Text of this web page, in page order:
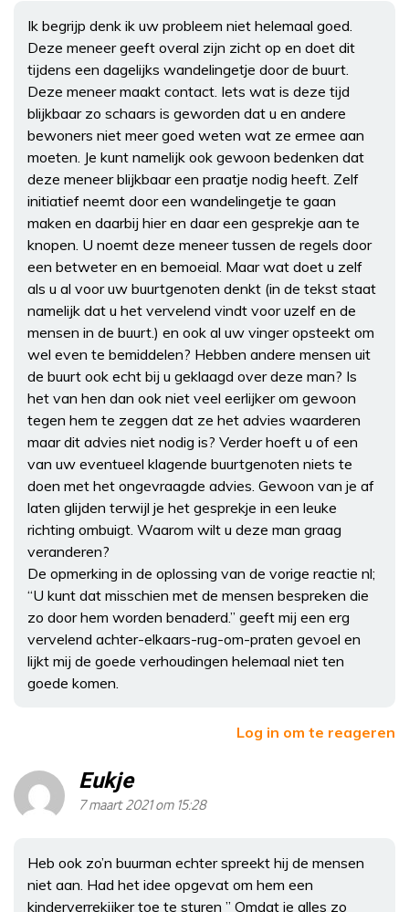
Ik begrijp denk ik uw probleem niet helemaal goed.
Deze meneer geeft overal zijn zicht op en doet dit
tijdens een dagelijks wandelingetje door de buurt.
Deze meneer maakt contact. Iets wat is deze tijd
blijkbaar zo schaars is geworden dat u en andere
bewoners niet meer goed weten wat ze ermee aan
moeten. Je kunt namelijk ook gewoon bedenken dat
deze meneer blijkbaar een praatje nodig heeft. Zelf
initiatief neemt door een wandelingetje te gaan
maken en daarbij hier en daar een gesprekje aan te
knopen. U noemt deze meneer tussen de regels door
een betweter en en bemoeial. Maar wat doet u zelf
als u al voor uw buurtgenoten denkt (in de tekst staat
namelijk dat u het vervelend vindt voor uzelf en de
mensen in de buurt.) en ook al uw vinger opsteekt om
wel even te bemiddelen? Hebben andere mensen uit
de buurt ook echt bij u geklaagd over deze man? Is
het van hen dan ook niet veel eerlijker om gewoon
tegen hem te zeggen dat ze het advies waarderen
maar dit advies niet nodig is? Verder hoeft u of een
van uw eventueel klagende buurtgenoten niets te
doen met het ongevraagde advies. Gewoon van je af
laten glijden terwijl je het gesprekje in een leuke
richting ombuigt. Waarom wilt u deze man graag
veranderen?
De opmerking in de oplossing van de vorige reactie nl;
“U kunt dat misschien met de mensen bespreken die
zo door hem worden benaderd.” geeft mij een erg
vervelend achter-elkaars-rug-om-praten gevoel en
lijkt mij de goede verhoudingen helemaal niet ten
goede komen.
Log in om te reageren
Eukje
7 maart 2021 om 15:28
Heb ook zo’n buurman echter spreekt hij de mensen
niet aan. Had het idee opgevat om hem een
kinderverrekijker toe te sturen ” Omdat je alles zo